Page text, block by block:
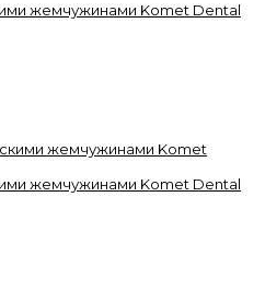
жемчужинами Komet Dental
жемчужинами Komet Dental